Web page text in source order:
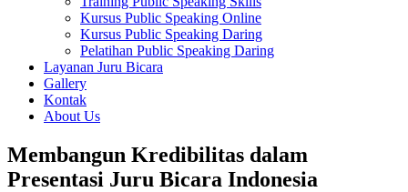
Kursus Public Speaking Online
Kursus Public Speaking Daring
Pelatihan Public Speaking Daring
Layanan Juru Bicara
Gallery
Kontak
About Us
Membangun Kredibilitas dalam
Presentasi Juru Bicara Indonesia